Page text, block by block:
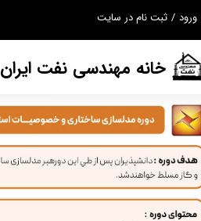
ورود / ثبت نام در سایت
حساب کاربری من
تغییر گذر واژه
سفارشات
خروج از حساب کاربری
خانه مهندسی نفت ایران